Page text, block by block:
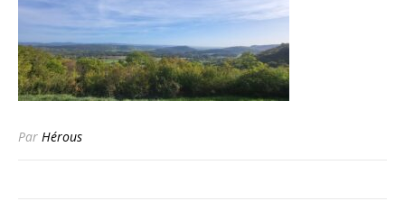
Par Hérous